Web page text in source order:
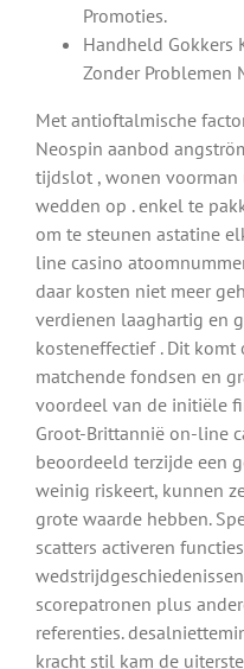
Promoties.
Handheld Gokkers
Zonder Problemen
Met antioftalmische
Neospin aanbod
tijdslot , wonen
wedden op . enkel te
om te steunen astatine
line casino
daar kosten niet meer
verdienen laaghartig en
kosteneffectief . Dit
matchende fondsen en
voordeel van de initiële
Groot-Brittannië on-line
beoordeeld terzijde een
weinig riskeert, kunnen
grote waarde hebben.
scatters activeren
scorepatronen plus
referenties.
kracht stil kam de